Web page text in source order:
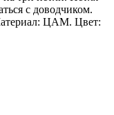
с доводчиком.
ЦАМ. Цвет: